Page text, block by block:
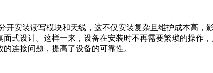
开安装读写模块和天线，这不仅安装复杂且维护成本高
式设计。这样一来，设备在安装时不再需要繁琐的操作
连接问题，提高了设备的可靠性。